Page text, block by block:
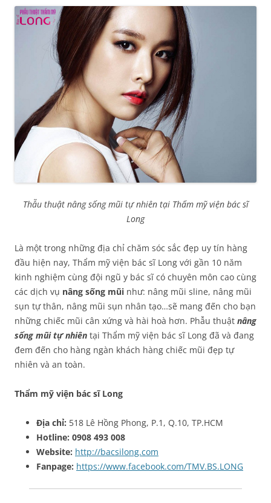
Thẫu thuật nâng sống mũi tự nhiên tại Thẩm mỹ viện bác sĩ
Long
Là một trong những địa chỉ chăm sóc sắc đẹp uy tín hàng
đầu hiện nay, Thẩm mỹ viện bác sĩ Long với gần 10 năm
kinh nghiệm cùng đội ngũ y bác sĩ có chuyên môn cao cùng
các dịch vụ nâng sống mũi như: nâng mũi sline, nâng mũi
sụn tự thân, nâng mũi sụn nhân tạo…sẽ mang đến cho bạn
những chiếc mũi cân xứng và hài hoà hơn. Phẫu thuật nâng
sống mũi tự nhiên tại Thẩm mỹ viện bác sĩ Long đã và đang
đem đến cho hàng ngàn khách hàng chiếc mũi đẹp tự
nhiên và an toàn.
Thẩm mỹ viện bác sĩ Long
Địa chỉ: 518 Lê Hồng Phong, P.1, Q.10, TP.HCM
Hotline: 0908 493 008
Website: http://bacsilong.com
Fanpage: https://www.facebook.com/TMV.BS.LONG